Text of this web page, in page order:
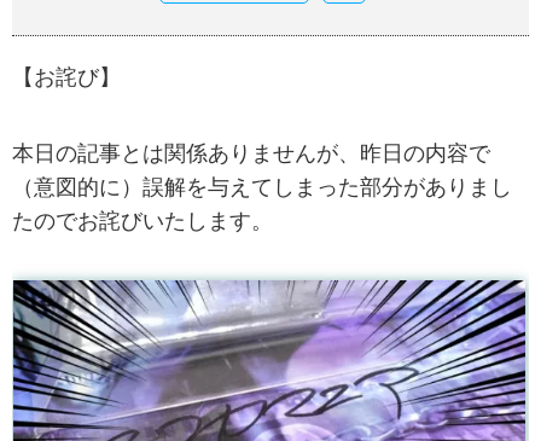
【お詫び】
本日の記事とは関係ありませんが、昨日の内容で
（意図的に）誤解を与えてしまった部分がありまし
たのでお詫びいたします。